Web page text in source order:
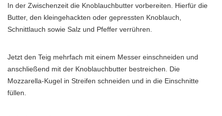
In der Zwischenzeit die Knoblauchbutter vorbereiten. Hierfür die
Butter, den kleingehackten oder gepressten Knoblauch,
Schnittlauch sowie Salz und Pfeffer verrühren.
Jetzt den Teig mehrfach mit einem Messer einschneiden und
anschließend mit der Knoblauchbutter bestreichen. Die
Mozzarella-Kugel in Streifen schneiden und in die Einschnitte
füllen.